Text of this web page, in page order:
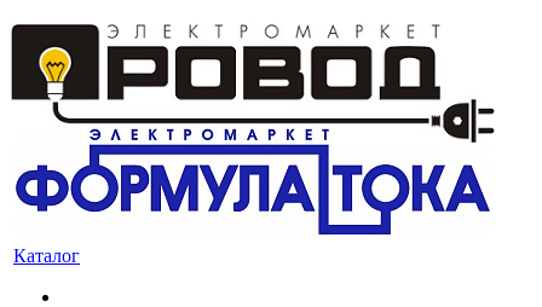
Каталог